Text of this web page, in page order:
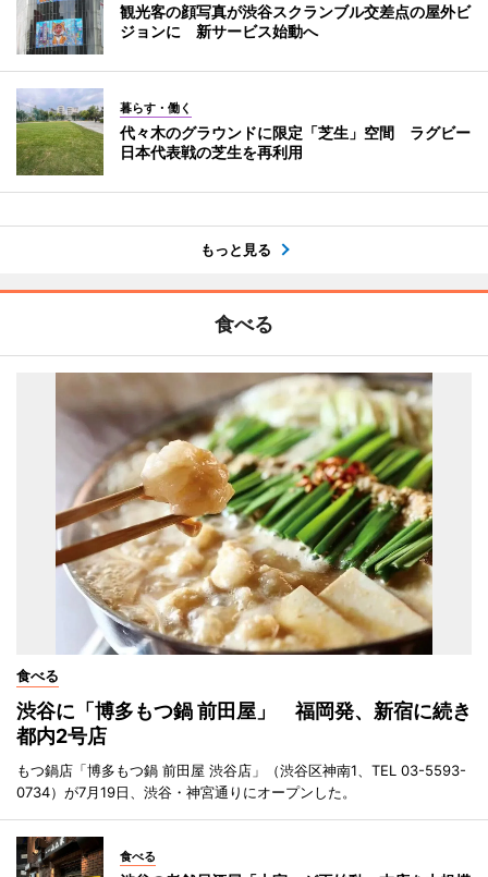
観光客の顔写真が渋谷スクランブル交差点の屋外ビ
ジョンに 新サービス始動へ
暮らす・働く
代々木のグラウンドに限定「芝生」空間 ラグビー
日本代表戦の芝生を再利用
もっと見る
食べる
食べる
渋谷に「博多もつ鍋 前田屋」 福岡発、新宿に続き
都内2号店
もつ鍋店「博多もつ鍋 前田屋 渋谷店」（渋谷区神南1、TEL 03-5593-
0734）が7月19日、渋谷・神宮通りにオープンした。
食べる